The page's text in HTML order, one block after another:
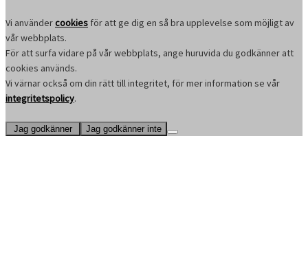
Vi användercookies för att ge dig en så bra upplevelse som möjligt av
vår webbplats.
För att surfa vidare på vår webbplats, ange huruvida du godkänner att
cookies används.
Vi värnar också om din rätt till integritet, för mer information se vår
integritetspolicy.
Jag godkänner Jag godkänner inte